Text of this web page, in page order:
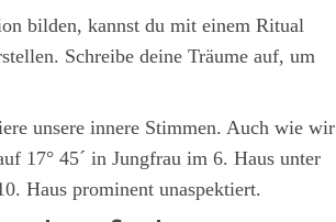
bilden, kannst du mit einem Ritual
Schreibe deine Träume auf, um
unsere innere Stimmen. Auch wie wir
17° 45´ in Jungfrau im 6. Haus unter
Haus prominent unaspektiert.